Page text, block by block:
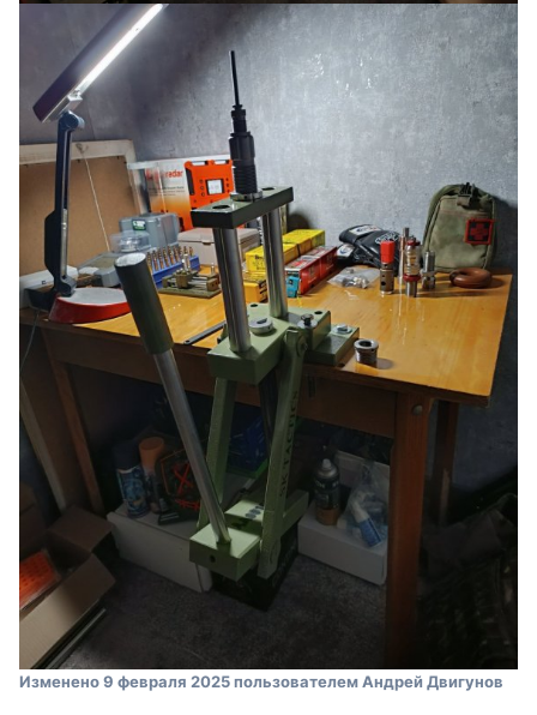
Изменено9 февраля 2025пользователем Андрей Двигунов